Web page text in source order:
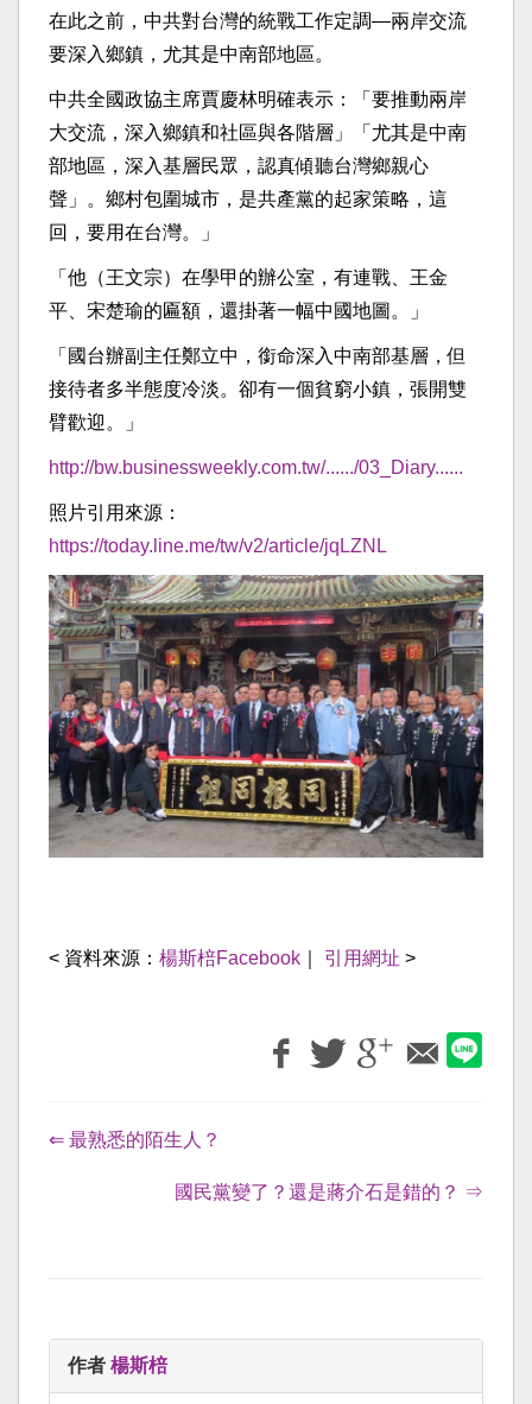
在此之前，中共對台灣的統戰工作定調—兩岸交流
要深入鄉鎮，尤其是中南部地區。
中共全國政協主席賈慶林明確表示：「要推動兩岸
大交流，深入鄉鎮和社區與各階層」「尤其是中南
部地區，深入基層民眾，認真傾聽台灣鄉親心
聲」。鄉村包圍城市，是共產黨的起家策略，這
回，要用在台灣。」
「他（王文宗）在學甲的辦公室，有連戰、王金
平、宋楚瑜的匾額，還掛著一幅中國地圖。」
「國台辦副主任鄭立中，銜命深入中南部基層，但
接待者多半態度冷淡。卻有一個貧窮小鎮，張開雙
臂歡迎。」
http://bw.businessweekly.com.tw/....../03_Diary......
照片引用來源：
https://today.line.me/tw/v2/article/jqLZNL
< 資料來源： 楊斯棓Facebook 引用網址 >
⇐ 最熟悉的陌生人？
國民黨變了？還是蔣介石是錯的？ ⇒
作者 楊斯棓